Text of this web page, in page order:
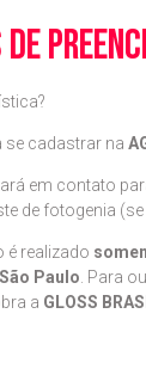
se cadastrar na
em contato
de fotogenia
é realizado
Paulo . Para
a GLOSS